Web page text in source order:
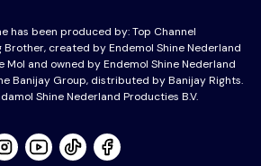
has been produced by:Top Channel
created by Endemol Shine Nederland
Mol and owned by Endemol Shine Nederland
Banijay Group, distributed by Banijay Rights.
Shine Nederland Producties B.V.